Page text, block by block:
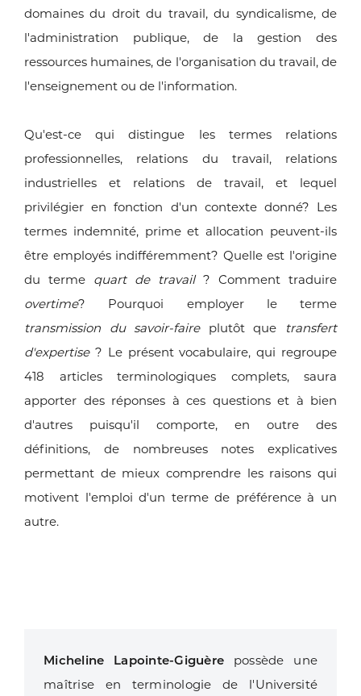
domaines du droit du travail, du syndicalisme, de
l'administration publique, de la gestion des
ressources humaines, de l'organisation du travail, de
l'enseignement ou de l'information.
Qu'est-ce qui distingue les termes relations
professionnelles, relations du travail, relations
industrielles et relations de travail, et lequel
privilégier en fonction d'un contexte donné? Les
termes indemnité, prime et allocation peuvent-ils
être employés indifféremment? Quelle est l'origine
du terme quart de travail ? Comment traduire
overtime? Pourquoi employer le terme
transmission du savoir-faireplutôt que
transfert
d'expertise ? Le présent vocabulaire, qui regroupe
418 articles terminologiques complets, saura
apporter des réponses à ces questions et à bien
d'autres puisqu'il comporte, en outre des
définitions, de nombreuses notes explicatives
permettant de mieux comprendre les raisons qui
motivent l'emploi d'un terme de préférence à un
autre.
Micheline Lapointe-Giguère possède une
maîtrise en terminologie de l'Université